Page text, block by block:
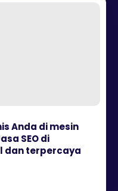
Anda di mesin
SEO di
dan terpercaya